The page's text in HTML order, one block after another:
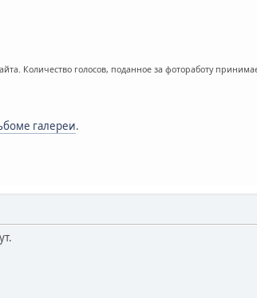
Количество голосов, поданное за фотоработу
галереи.